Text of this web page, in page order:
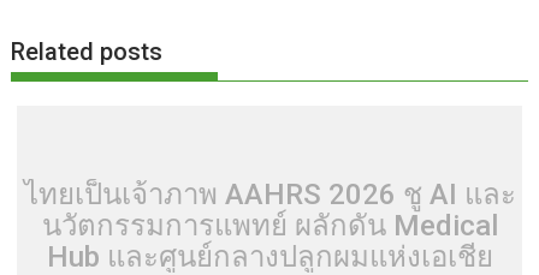
Related posts
ไทยเป็นเจ้าภาพ AAHRS 2026 ชู AI และ
นวัตกรรมการแพทย์ ผลักดัน Medical
Hub และศูนย์กลางปลูกผมแห่งเอเชีย